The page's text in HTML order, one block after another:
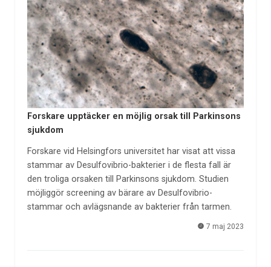
Forskare upptäcker en möjlig orsak till Parkinsons
sjukdom
Forskare vid Helsingfors universitet har visat att vissa
stammar av Desulfovibrio-bakterier i de flesta fall är
den troliga orsaken till Parkinsons sjukdom. Studien
möjliggör screening av bärare av Desulfovibrio-
stammar och avlägsnande av bakterier från tarmen.
7 maj 2023